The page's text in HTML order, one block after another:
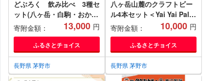
どぶろく 飲み比べ 3種セ
ット(八ヶ岳・白駒・おか
め)【1519545】
寄附金額： 13,000 円
ふるさとチョイス
長野県 茅野市
八ヶ岳山麓のクラフトビー
ル4本セット＜Yai Yai Pale
Ale 4本＞＜JGBA銅賞受賞
＞_ ビール クラフトビール
セット 国産 人気 アルコー
ル おすすめ 送料無料 お取
り寄せ 長野 JGBA 銅賞 受
賞 【1553832】
寄附金額： 10,000 円
ふるさとチョイス
長野県 茅野市